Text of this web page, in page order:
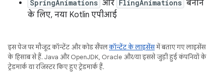
SpringAnimations और FlingAnimations बनाने
के लिए, नया Kotlin एपीआई
इस पेज पर मौजूद कॉन्टेंट और कोड सैंपलकॉन्टेंट के लाइसेंसमें बताए गए लाइसेंस
के हिसाब से हैं. Java और OpenJDK, Oracle और/या इससे जुड़ी हुई कंपनियों के
ट्रेडमार्क या रजिस्टर किए हुए ट्रेडमार्क हैं.